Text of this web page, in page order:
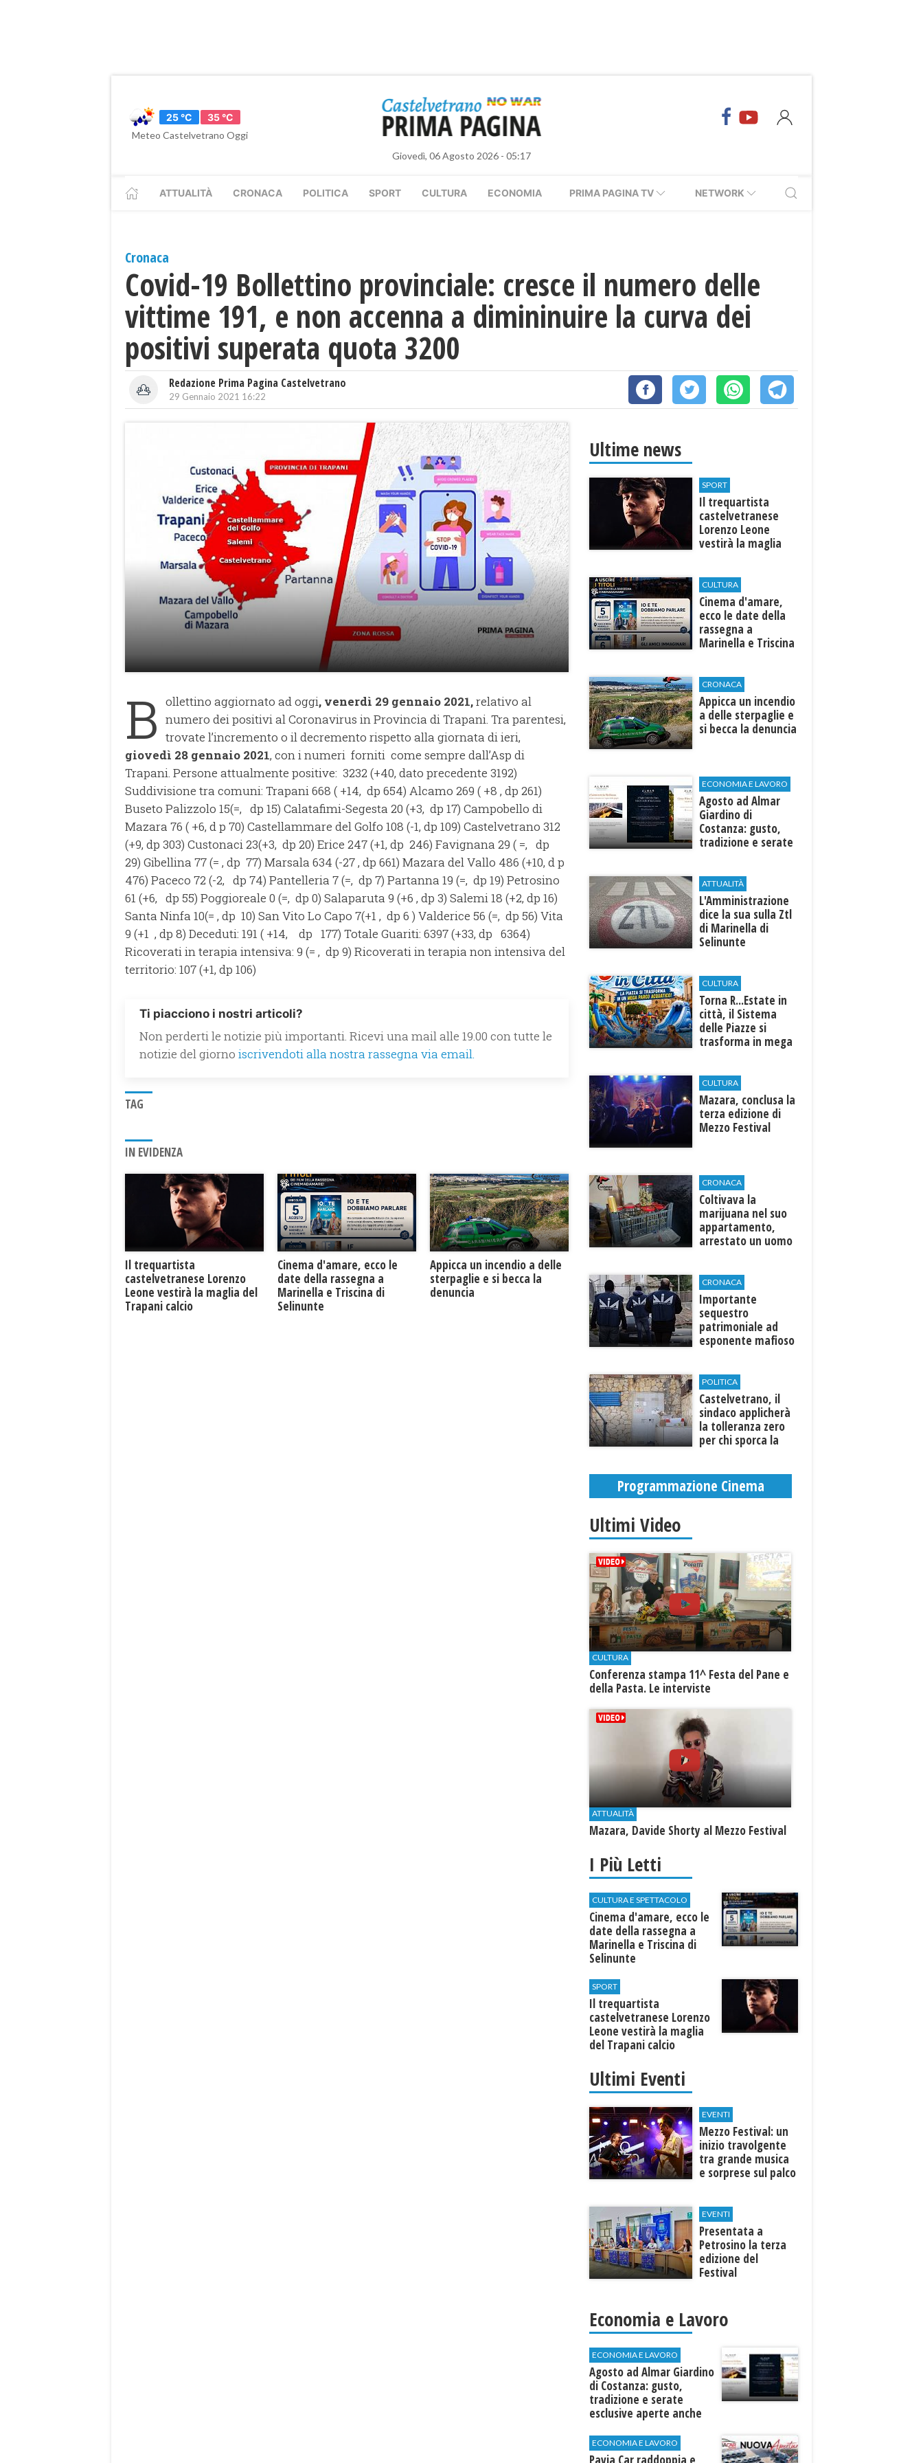
25 °C
35 °C
Meteo Castelvetrano Oggi
Giovedì, 06 Agosto 2026 - 05:17
ATTUALITÀ CRONACA POLITICA SPORT CULTURA ECONOMIA PRIMA PAGINA TV NETWORK
Cronaca
Covid-19 Bollettino provinciale: cresce il numero delle
vittime 191, e non accenna a dimininuire la curva dei
positivi superata quota 3200
Redazione Prima Pagina Castelvetrano
29 Gennaio 2021 16:22
B ollettino aggiornato ad oggi, venerdì 29 gennaio 2021,relativo al
numero dei positivi al Coronavirus in Provincia di Trapani. Tra parentesi,
trovate l’incremento o il decremento rispetto alla giornata di ieri,
giovedì 28 gennaio 2021, con i numeri forniti come sempre dall’Asp di
Trapani. Persone attualmente positive: 3232 (+40, dato precedente 3192)
Suddivisione tra comuni: Trapani 668 ( +14, dp 654) Alcamo 269 ( +8 , dp 261)
Buseto Palizzolo 15(=, dp 15) Calatafimi-Segesta 20 (+3, dp 17) Campobello di
Mazara 76 ( +6, d p 70) Castellammare del Golfo 108 (-1, dp 109) Castelvetrano 312
(+9, dp 303) Custonaci 23(+3, dp 20) Erice 247 (+1, dp 246) Favignana 29 ( =, dp
29) Gibellina 77 (= , dp 77) Marsala 634 (-27 , dp 661) Mazara del Vallo 486 (+10, d p
476) Paceco 72 (-2, dp 74) Pantelleria 7 (=, dp 7) Partanna 19 (=, dp 19) Petrosino
61 (+6, dp 55) Poggioreale 0 (=, dp 0) Salaparuta 9 (+6 , dp 3) Salemi 18 (+2, dp 16)
Santa Ninfa 10(= , dp 10) San Vito Lo Capo 7(+1 , dp 6 ) Valderice 56 (=, dp 56) Vita
9 (+1 , dp 8) Deceduti: 191 ( +14, dp 177) Totale Guariti: 6397 (+33, dp 6364)
Ricoverati in terapia intensiva: 9 (= , dp 9) Ricoverati in terapia non intensiva del
territorio: 107 (+1, dp 106)
Ti piacciono i nostri articoli?
Non perderti le notizie più importanti. Ricevi una mail alle 19.00 con tutte le
notizie del giorno iscrivendoti alla nostra rassegna via email.
TAG
IN EVIDENZA
Il trequartista
castelvetranese Lorenzo
Leone vestirà la maglia del
Trapani calcio
Cinema d'amare, ecco le
date della rassegna a
Marinella e Triscina di
Selinunte
Appicca un incendio a delle
sterpaglie e si becca la
denuncia
Ultime news
SPORT
Il trequartista
castelvetranese
Lorenzo Leone
vestirà la maglia
CULTURA
Cinema d'amare,
ecco le date della
rassegna a
Marinella e Triscina
CRONACA
Appicca un incendio
a delle sterpaglie e
si becca la denuncia
ECONOMIA E LAVORO
Agosto ad Almar
Giardino di
Costanza: gusto,
tradizione e serate
esterni
ATTUALITÀ
L'Amministrazione
dice la sua sulla Ztl
di Marinella di
Selinunte
CULTURA
Torna R...Estate in
città, il Sistema
delle Piazze si
trasforma in mega
CULTURA
​Mazara, conclusa la
terza edizione di
Mezzo Festival
CRONACA
Coltivava la
marijuana nel suo
appartamento,
arrestato un uomo
CRONACA
Importante
sequestro
patrimoniale ad
esponente mafioso
POLITICA
Castelvetrano, il
sindaco applicherà
la tolleranza zero
per chi sporca la
Programmazione Cinema
Ultimi Video
CULTURA
Conferenza stampa 11^ Festa del Pane e
della Pasta. Le interviste
ATTUALITÀ
Mazara, Davide Shorty al Mezzo Festival
I Più Letti
CULTURA E SPETTACOLO
Cinema d'amare, ecco le
date della rassegna a
Marinella e Triscina di
Selinunte
SPORT
Il trequartista
castelvetranese Lorenzo
Leone vestirà la maglia
del Trapani calcio
Ultimi Eventi
EVENTI
Mezzo Festival: un
inizio travolgente
tra grande musica
e sorprese sul palco
EVENTI
Presentata a
Petrosino la terza
edizione del
Festival
"Voci dal
Mediterraneo"
Economia e Lavoro
ECONOMIA E LAVORO
Agosto ad Almar Giardino
di Costanza: gusto,
tradizione e serate
esclusive aperte anche
ECONOMIA E LAVORO